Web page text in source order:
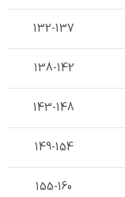
132-137
138-142
143-148
149-154
155-160